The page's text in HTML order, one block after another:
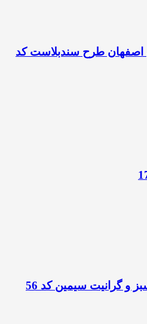
اصفهان طرح سندبلاست کد
و گرانیت سیمین کد 56